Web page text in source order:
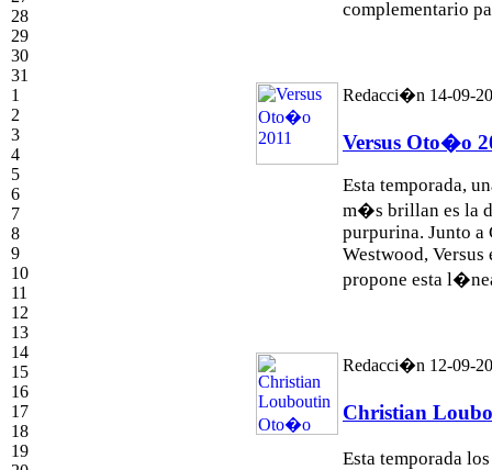
28
29
30
31
1
2
3
4
5
6
7
8
9
10
11
12
13
14
15
16
17
18
19
complementario
Redacci�n 14-09-
Versus Oto�o
Esta temporada,
m�s brillan es la
purpurina. Junto
Westwood, Versus
propone esta
Redacci�n 12-09-
Christian
Esta temporada